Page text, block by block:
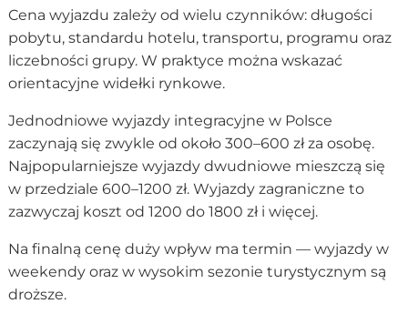
Cena wyjazdu zależy od wielu czynników: długości
pobytu, standardu hotelu, transportu, programu oraz
liczebności grupy. W praktyce można wskazać
orientacyjne widełki rynkowe.
Jednodniowe wyjazdy integracyjne w Polsce
zaczynają się zwykle od około 300–600 zł za osobę.
Najpopularniejsze wyjazdy dwudniowe mieszczą się
w przedziale 600–1200 zł. Wyjazdy zagraniczne to
zazwyczaj koszt od 1200 do 1800 zł i więcej.
Na finalną cenę duży wpływ ma termin — wyjazdy w
weekendy oraz w wysokim sezonie turystycznym są
droższe.